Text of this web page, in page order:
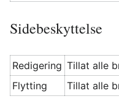
Sidebeskyttelse
Redigering Tillat alle
Flytting
Tillat alle